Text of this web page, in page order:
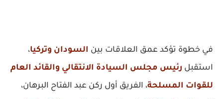
في خطوة تؤكد عمق العلاقات بين السودان وتركيا،
استقبل رئيس مجلس السيادة الانتقالي والقائد العام
للقوات المسلحة، الفريق أول ركن عبد الفتاح البرهان،